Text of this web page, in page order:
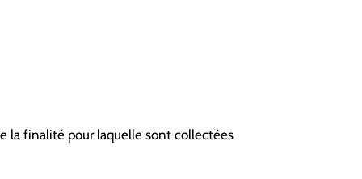
la finalité pour laquelle sont collectées